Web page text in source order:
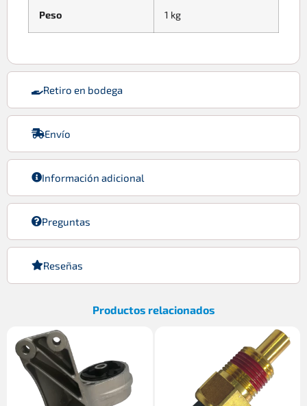
Retiro en bodega
Envío
Información adicional
Preguntas
Reseñas
Peso 1 kg
Productos relacionados